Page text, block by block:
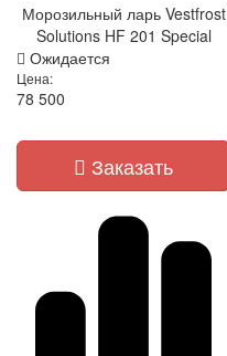
Морозильный ларь Vestfrost
Solutions HF 201 Special
Ожидается
Цена:
78 500
Заказать